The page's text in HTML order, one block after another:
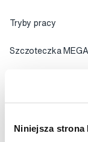
Niniejsza
Tryby pracy
Szczoteczka
• tryb normalny –
ruchów
• tryb delikatny –